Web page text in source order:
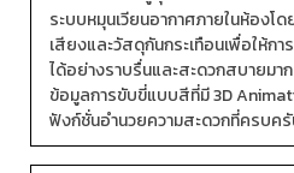
ระบบหมุนเวียนอากาศภายในห้องโ
เสียงและวัสดุกันกระเทือนเพื่อให้กา
ได้อย่างราบรื่นและสะดวกสบายม
ข้อมูลการขับขี่แบบสีที่มี 3D
ฟังก์ชั่นอำนวยความสะดวกที่ครบค